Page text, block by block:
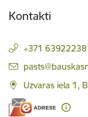
Kontakti
+371 63922238
E-pasts:
Uzvaras iela 1,